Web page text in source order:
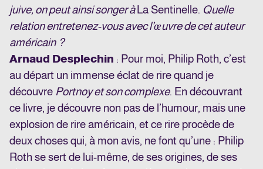
juive, on peut ainsi songer à La Sentinelle. Quelle
relation entretenez-vous avec l’œuvre de cet auteur
américain ?
Arnaud Desplechin : Pour moi, Philip Roth, c’est
au départ un immense éclat de rire quand je
découvre Portnoy et son complexe. En découvrant
ce livre, je découvre non pas de l’humour, mais une
explosion de rire américain, et ce rire procède de
deux choses qui, à mon avis, ne font qu’une : Philip
Roth se sert de lui-même, de ses origines, de ses